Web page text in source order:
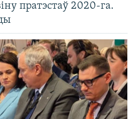
пратэстаў 2020-га.